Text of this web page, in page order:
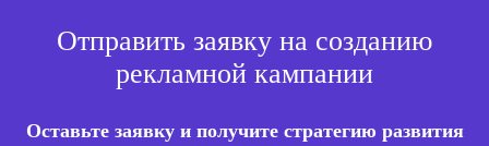
предлагаемая продукция или
услуга, так как пользователи
не так давно искали похожие
Отправить заявку на созданию
рекламной кампании
Оставьте заявку и получите стратегию развития